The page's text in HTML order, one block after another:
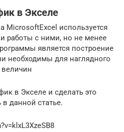
в Экселе
MicrosoftExcel используется
работы с ними, но не менее
является построение
необходимы для наглядного
в Экселе и сделать это
в данной статье.